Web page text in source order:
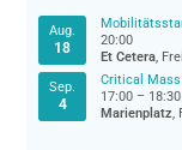
Aug.
18
20:00
Et Cetera,
Sep.
4
Critical
17:00 – 18:30
Marienplatz,